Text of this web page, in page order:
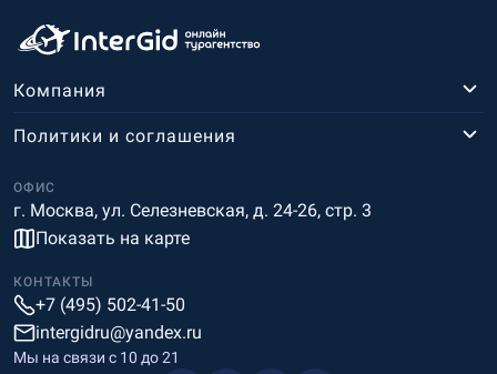
Компания
ОФИС
г. Москва, ул. Селезневская, д. 24-26, стр. 3
Показать на карте
Политики и соглашения
КОНТАКТЫ
+7 (495) 502-41-50
intergidru@yandex.ru
Мы на связи c 10 до 21